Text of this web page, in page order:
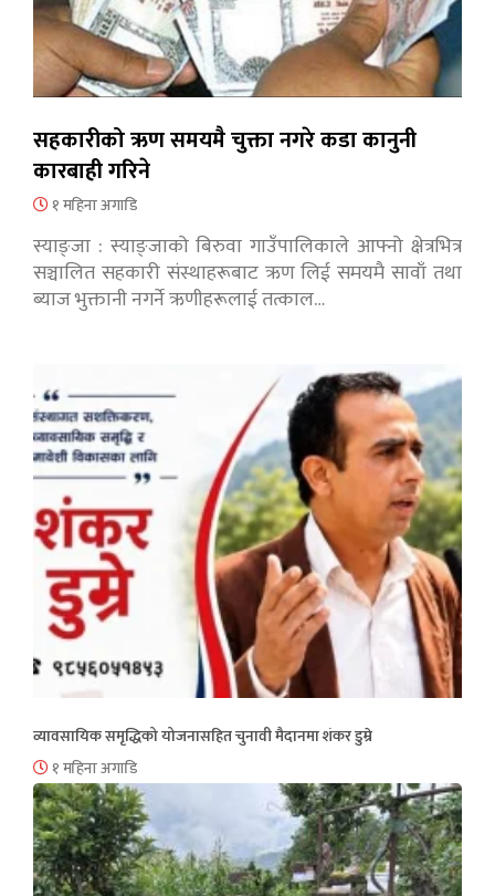
सहकारीको ऋण समयमै चुक्ता नगरे कडा कानुनी
कारबाही गरिने
१ महिना अगाडि
स्याङ्जा : स्याङ्जाको बिरुवा गाउँपालिकाले आफ्नो क्षेत्रभित्र
सञ्चालित सहकारी संस्थाहरूबाट ऋण लिई समयमै सावाँ तथा
ब्याज भुक्तानी नगर्ने ऋणीहरूलाई तत्काल…
व्यावसायिक समृद्धिको योजनासहित चुनावी मैदानमा शंकर डुम्रे
१ महिना अगाडि